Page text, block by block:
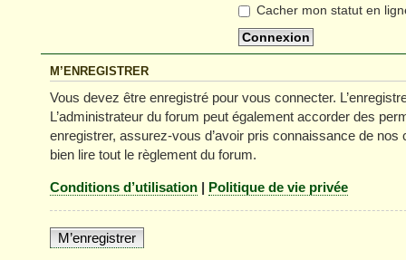
Cacher mon statut en
M’ENREGISTRER
Vous devez être enregistré pour vous connecter.
L’administrateur du forum peut également accorder des
enregistrer, assurez-vous d’avoir pris connaissance de
bien lire tout le règlement du forum.
Conditions d’utilisation | Politique de vie privée
M’enregistrer